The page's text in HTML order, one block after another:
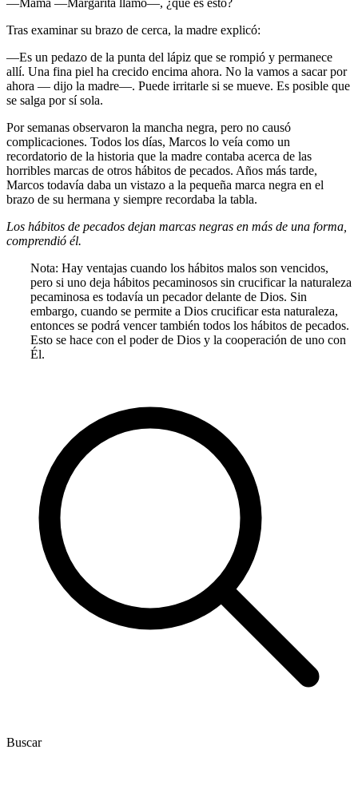
Tras examinar su brazo de cerca, la madre explicó:
—Es un pedazo de la punta del lápiz que se rompió y permanece
allí. Una fina piel ha crecido encima ahora. No la vamos a sacar por
ahora — dijo la madre—. Puede irritarle si se mueve. Es posible que
se salga por sí sola.
Por semanas observaron la mancha negra, pero no causó
complicaciones. Todos los días, Marcos lo veía como un
recordatorio de la historia que la madre contaba acerca de las
horribles marcas de otros hábitos de pecados. Años más tarde,
Marcos todavía daba un vistazo a la pequeña marca negra en el
brazo de su hermana y siempre recordaba la tabla.
Los hábitos de pecados dejan marcas negras en más de una forma,
comprendió él.
Nota: Hay ventajas cuando los hábitos malos son vencidos,
pero si uno deja hábitos pecaminosos sin crucificar la naturaleza
pecaminosa es todavía un pecador delante de Dios. Sin
embargo, cuando se permite a Dios crucificar esta naturaleza,
entonces se podrá vencer también todos los hábitos de pecados.
Esto se hace con el poder de Dios y la cooperación de uno con
Él.
Buscar